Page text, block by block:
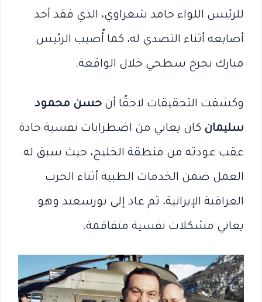
للرئيس اللواء حامد شعراوي، الذي فقد أحد
أصابعه أثناء التصدي له، كما أُصيب الرئيس
مبارك بجرح سطحي خلال الواقعة.
وكشفت التحقيقات لاحقًا أن حسن محمود
سليمان كان يعاني من اضطرابات نفسية حادة
عقب عودته من منطقة الخليج، حيث سبق له
العمل ضمن الخدمات الطبية أثناء الحرب
العراقية الإيرانية، ثم عاد إلى بورسعيد وهو
يعاني مشكلات نفسية متفاقمة.